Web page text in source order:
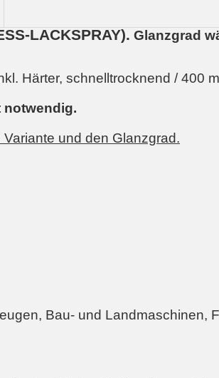
LACKSPRAY). Glanzgrad
Härter, schnelltrocknend / 400
notwendig.
und den Glanzgrad.
Bau- und Landmaschinen,